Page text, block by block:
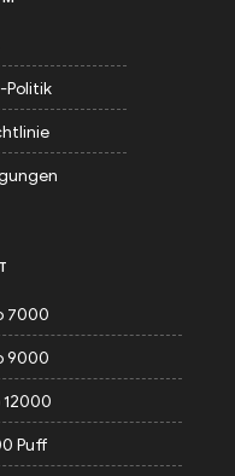
Politik
7000
9000
Puff